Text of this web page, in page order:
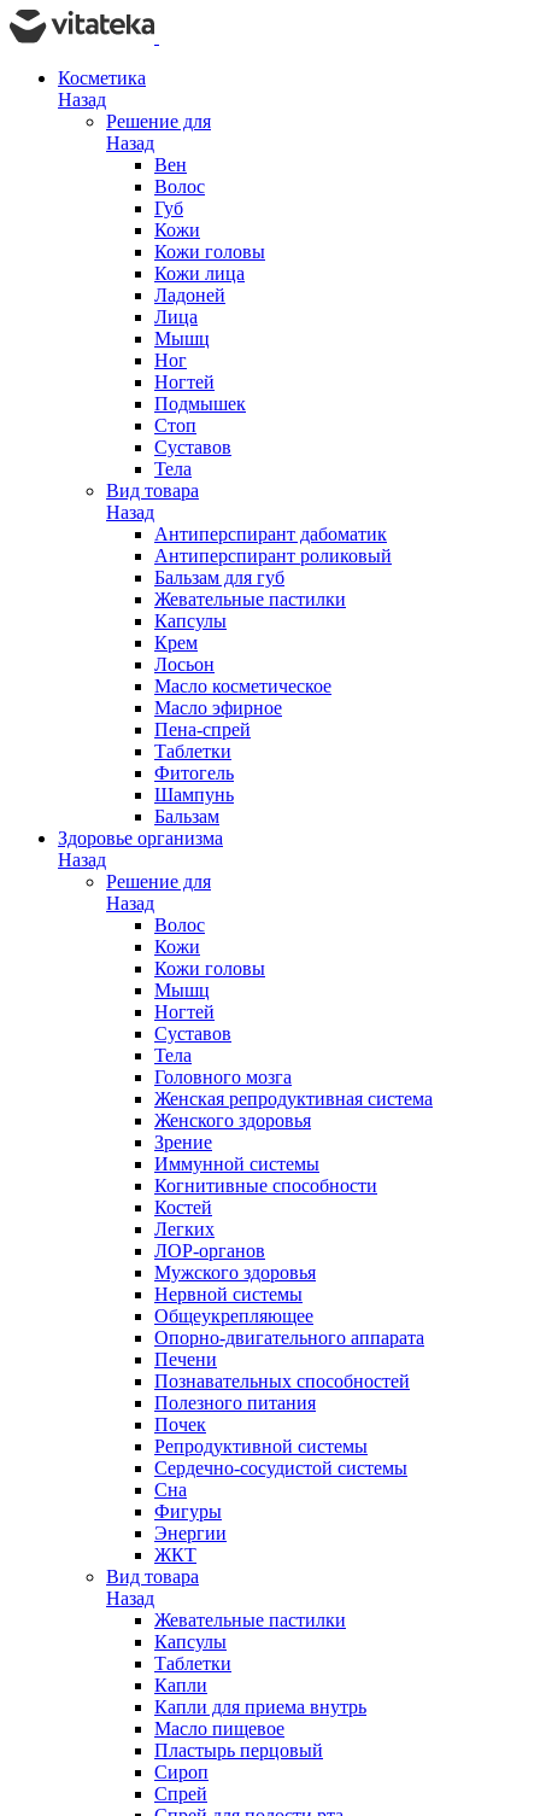
Косметика
Назад
Решение для
Назад
Вен
Волос
Губ
Кожи
Кожи головы
Кожи лица
Ладоней
Лица
Мышц
Ног
Ногтей
Подмышек
Стоп
Суставов
Тела
Вид товара
Назад
Антиперспирант дабоматик
Антиперспирант роликовый
Бальзам для губ
Жевательные пастилки
Капсулы
Крем
Лосьон
Масло косметическое
Масло эфирное
Пена-спрей
Таблетки
Фитогель
Шампунь
Бальзам
Здоровье организма
Назад
Решение для
Назад
Волос
Кожи
Кожи головы
Мышц
Ногтей
Суставов
Тела
Головного мозга
Женская репродуктивная система
Женского здоровья
Зрение
Иммунной системы
Когнитивные способности
Костей
Легких
ЛОР-органов
Мужского здоровья
Нервной системы
Общеукрепляющее
Опорно-двигательного аппарата
Печени
Познавательных способностей
Полезного питания
Почек
Репродуктивной системы
Сердечно-сосудистой системы
Сна
Фигуры
Энергии
ЖКТ
Вид товара
Назад
Жевательные пастилки
Капсулы
Таблетки
Капли
Капли для приема внутрь
Масло пищевое
Пластырь перцовый
Сироп
Спрей